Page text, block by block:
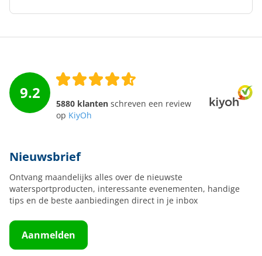
9.2
5880 klanten schreven een review
op KiyOh
Nieuwsbrief
Ontvang maandelijks alles over de nieuwste
watersportproducten, interessante evenementen, handige
tips en de beste aanbiedingen direct in je inbox
Aanmelden